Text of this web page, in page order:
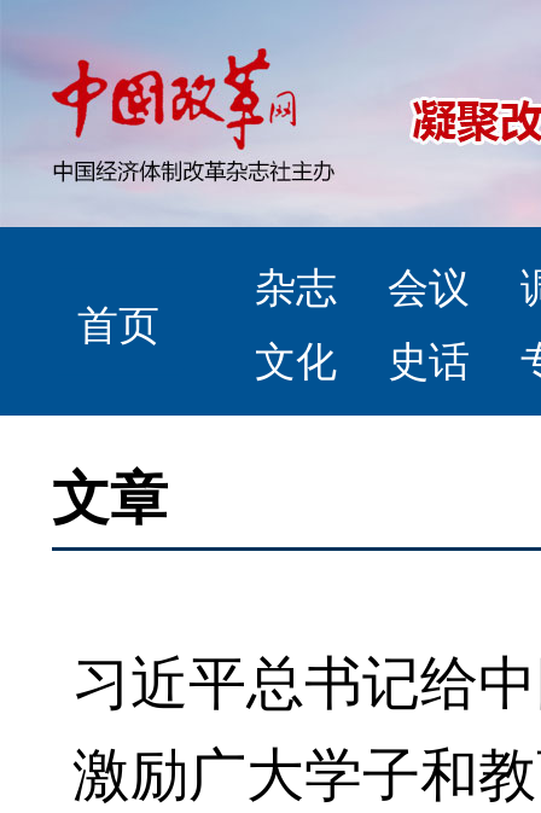
首页
杂志 会议
文化
史话
文章
习近平总书记给
激励广大学子和